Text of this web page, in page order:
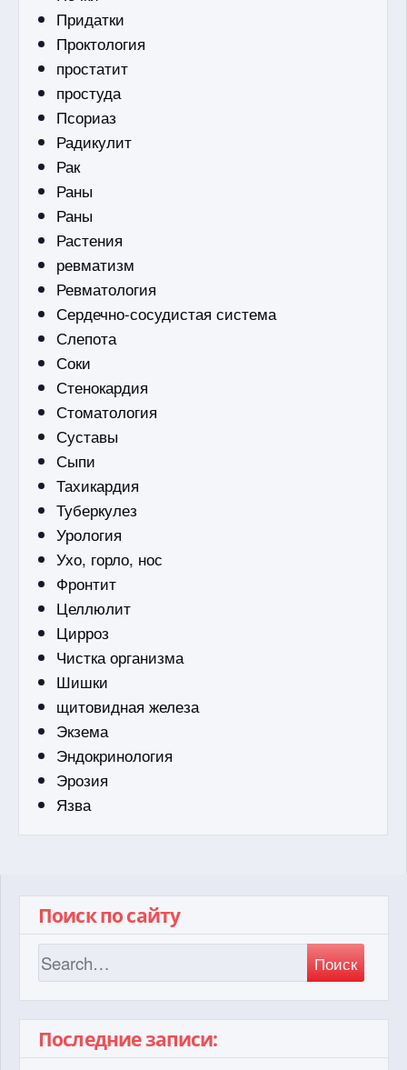
Придатки
Проктология
простатит
простуда
Псориаз
Радикулит
Рак
Раны
Раны
Растения
ревматизм
Ревматология
Сердечно-сосудистая система
Слепота
Соки
Стенокардия
Стоматология
Суставы
Сыпи
Тахикардия
Туберкулез
Урология
Ухо, горло, нос
Фронтит
Целлюлит
Цирроз
Чистка организма
Шишки
щитовидная железа
Экзема
Эндокринология
Эрозия
Язва
Поиск по сайту
Поиск
Последние записи: